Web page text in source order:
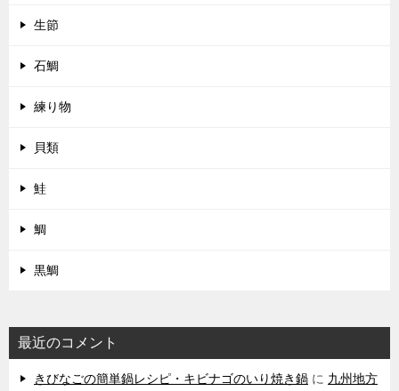
生節
石鯛
練り物
貝類
鮭
鯛
黒鯛
最近のコメント
きびなごの簡単鍋レシピ・キビナゴのいり焼き鍋 に 九州地方